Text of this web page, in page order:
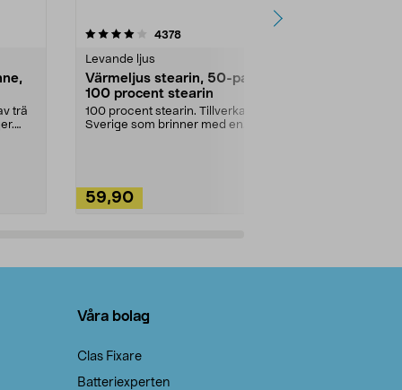
trä
4378recensioner
Levande ljus
Värmeljus stearin, 50-pack,
100 procent stearin
100 procent stearin. Tillverkade i
Sverige som brinner med en
59,90
4.5av 5 stjärnor
Våra bolag
Clas Fixare
Batteriexperten